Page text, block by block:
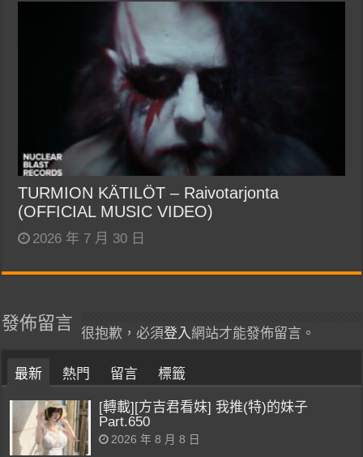
TURMION KÄTILÖT – Raivotarjonta
(OFFICIAL MUSIC VIDEO)
2026 年 7 月 30 日
發佈留言
很抱歉，必須登入網站才能發佈留言。
最新 熱門 留言 標籤
[轉載][方吉君看妹] 我推(特)的妹子
Part.650
2026 年 8 月 8 日